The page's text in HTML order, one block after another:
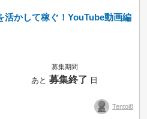
活かして稼ぐ！YouTube動画編
募集期間
あと募集終了 日
Tentoi8